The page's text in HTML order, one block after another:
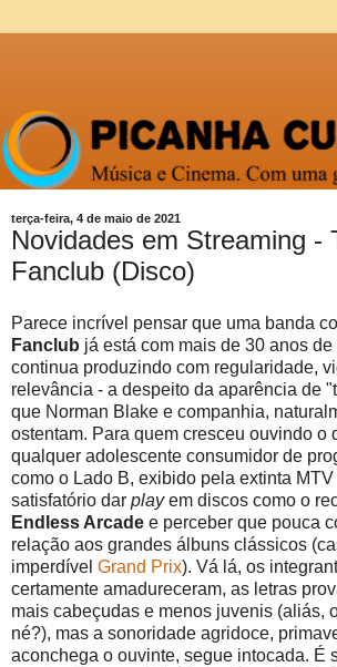
terça-feira, 4 de maio de 2021
Novidades em Streaming -
Fanclub (Disco)
Parece incrível pensar que uma banda
Fanclub já está com mais de 30 anos
continua produzindo com regularidade,
relevância - a despeito da aparência de
que Norman Blake e companhia,
ostentam. Para quem cresceu ouvindo o
qualquer adolescente consumidor de
como o Lado B, exibido pela extinta MTV
satisfatório dar playem discos como o
Endless Arcade e perceber que pouca
relação aos grandes álbuns clássicos
imperdível Grand Prix). Vá lá, os
certamente amadureceram, as letras
mais cabeçudas e menos juvenis (aliás,
né?), mas a sonoridade agridoce,
aconchega o ouvinte, segue intocada. É